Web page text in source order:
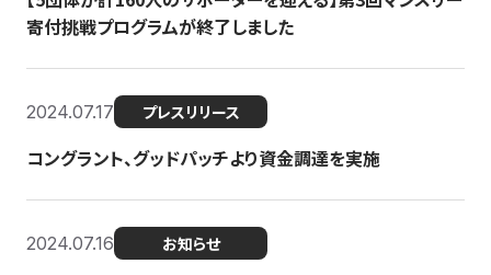
寄付挑戦プログラムが終了しました
2024.07.17 プレスリリース
コングラント、グッドパッチより資金調達を実施
2024.07.16 お知らせ